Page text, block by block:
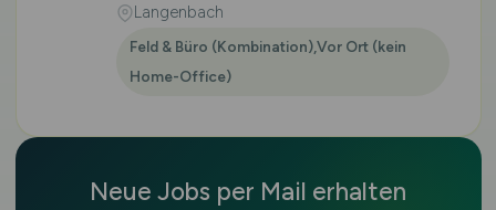
Langenbach
Feld & Büro (Kombination),Vor Ort (kein
Home-Office)
Neue Jobs per Mail erhalten